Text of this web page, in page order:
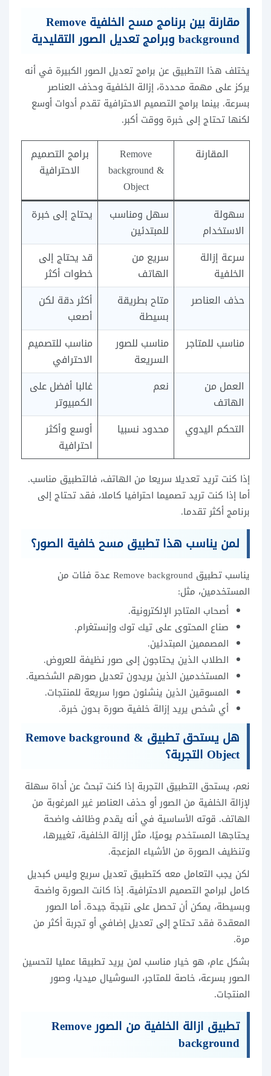
مقارنة بين برنامج مسح الخلفية Remove
background وبرامج تعديل الصور التقليدية
يختلف هذا التطبيق عن برامج تعديل الصور الكبيرة في أنه
يركز على مهمة محددة، إزالة الخلفية وحذف العناصر
بسرعة. بينما برامج التصميم الاحترافية تقدم أدوات أوسع
لكنها تحتاج إلى خبرة ووقت أكبر.
المقارنة
Remove
background &
Object
برامج التصميم
الاحترافية
سهولة
الاستخدام
سهل ومناسب
للمبتدئين
يحتاج إلى خبرة
سرعة إزالة
الخلفية
سريع من
الهاتف
قد يحتاج إلى
خطوات أكثر
حذف العناصر
متاح بطريقة
بسيطة
أكثر دقة لكن
أصعب
مناسب للمتاجر
مناسب للصور
السريعة
مناسب للتصميم
الاحترافي
العمل من
الهاتف
نعم
غالبا أفضل على
الكمبيوتر
التحكم اليدوي
محدود نسبيا
أوسع وأكثر
احترافية
إذا كنت تريد تعديلا سريعا من الهاتف، فالتطبيق مناسب.
أما إذا كنت تريد تصميما احترافيا كاملا، فقد تحتاج إلى
برنامج أكثر تقدما.
لمن يناسب هذا تطبيق مسح خلفية الصور؟
يناسب تطبيق Remove background عدة فئات من
المستخدمين، مثل:
أصحاب المتاجر الإلكترونية.
صناع المحتوى على تيك توك وإنستغرام.
المصممين المبتدئين.
الطلاب الذين يحتاجون إلى صور نظيفة للعروض.
المستخدمين الذين يريدون تعديل صورهم الشخصية.
المسوقين الذين ينشئون صورا سريعة للمنتجات.
أي شخص يريد إزالة خلفية صورة بدون خبرة.
هل يستحق تطبيق Remove background &
Object التجربة؟
نعم، يستحق التطبيق التجربة إذا كنت تبحث عن أداة سهلة
لإزالة الخلفية من الصور أو حذف العناصر غير المرغوبة من
الهاتف. قوته الأساسية في أنه يقدم وظائف واضحة
يحتاجها المستخدم يوميًا، مثل إزالة الخلفية، تغييرها،
وتنظيف الصورة من الأشياء المزعجة.
لكن يجب التعامل معه كتطبيق تعديل سريع وليس كبديل
كامل لبرامج التصميم الاحترافية. إذا كانت الصورة واضحة
وبسيطة، يمكن أن تحصل على نتيجة جيدة. أما الصور
المعقدة فقد تحتاج إلى تعديل إضافي أو تجربة أكثر من
مرة.
بشكل عام، هو خيار مناسب لمن يريد تطبيقا عمليا لتحسين
الصور بسرعة، خاصة للمتاجر، السوشيال ميديا، وصور
المنتجات.
تطبيق ازالة الخلفية من الصور Remove
background